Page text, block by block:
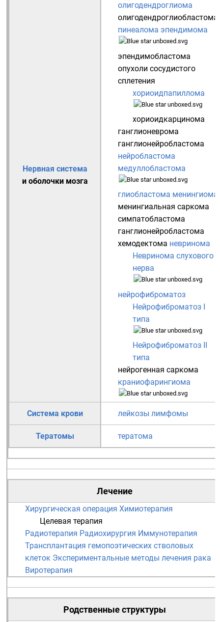
Нервная система
и оболочки мозга
олигодендроглиома
олигодендроглиобластома
пинеалома эпендимома
эпендимобластома
опухоли сосудистого
сплетения
хориоидпапиллома
хориоидкарцинома
ганглионеврома
ганглионейробластома
нейробластома
медуллобластома
глиобластома менингиома
менингиальная саркома
симпатобластома
ганглионейробластома
хемодектома невринома
Невринома слухового
нерва
нейрофиброматоз
Нейрофиброматоз I
типа
Нейрофиброматоз II
типа
нейрогенная саркома
краниофарингиома
Система крови лейкозы лимфомы
Тератомы тератома
Лечение
Хирургическая операция Химиотерапия
Целевая терапия
Радиотерапия Радиохирургия Иммунотерапия
Трансплантация гемопоэтических стволовых
клеток Экспериментальные методы лечения рака
Виротерапия
Родственные структуры